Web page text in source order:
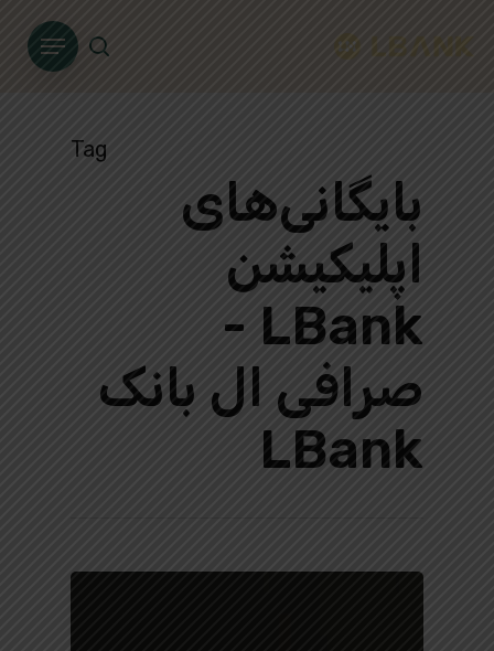
Menu
Tag
بایگانی‌های
اپلیکیشن
LBank -
صرافی ال بانک
LBank